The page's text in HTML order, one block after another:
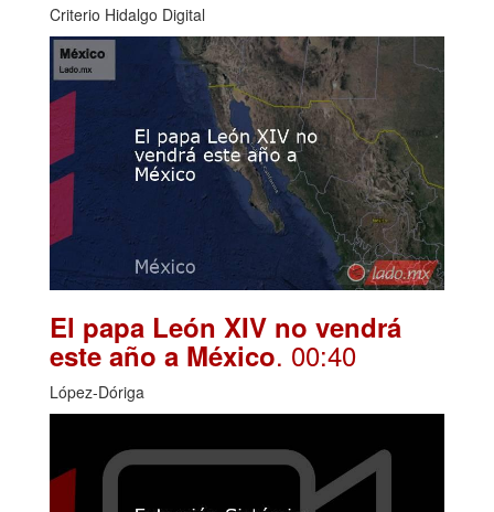
Criterio Hidalgo Digital
El papa León XIV no vendrá
este año a México. 00:40
López-Dóriga